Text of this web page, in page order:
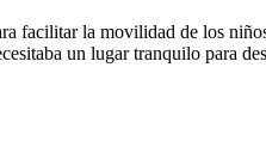
facilitar la movilidad de los
un lugar tranquilo para